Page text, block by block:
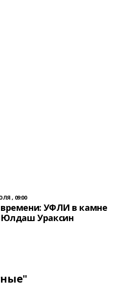
, 09:00
времени: УФЛИ в камне
Юлдаш Ураксин